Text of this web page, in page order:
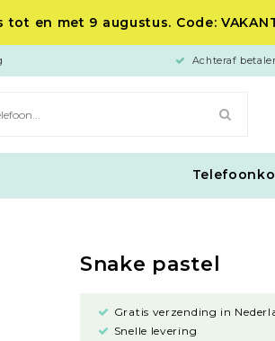
en met 9 augustus. Code:
Achteraf
Snake pastel
Gratis verzending in
Snelle levering